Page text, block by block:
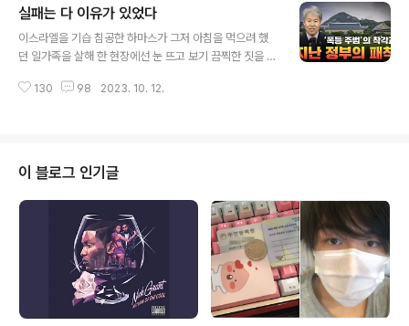
실질 소득은 감소하는데 집값도 올랐으니 마트 갈 때마다
불만이 쌓이는 겁니다. 이게 지금 미국만의 문제냐? 아니
죠. 생산인구 1인당 소득은 미국, 유럽, 일본도 비슷합니다.
물가 못 잡으면 전쟁발 슬로플레이션, 공급망 병목현상과
실패는 다 이유가 있었다
이스라엘을 기습 침공한 하마스가 그저 아침을 먹으려 했
던 일가족을 살해 한 현장에선 눈 뜨고 보기 끔찍한 짓을 저
견되는 가 하면 신생아를 비롯해 영유아 40구가 나왔다는
다고 했습니다. 충격적인 게 신생아들의 목을 뭘로 잘른 건
지, 상상조차 소름이 끼치는 사례는 뉴스를 접하거나 역사
적으로도 찾기가 어렵습니다. '탈북민'을 '강제북송'을 시키
고 자국민을 7.62mm 러시아 AK-47 기관총으로 쏴 죽여
불태웠는데 '코로나 방역'이라며 "주무시는데' 어떻게 깨우
냐"면서 "월북이다"..
130 98 2023. 10. 12.
이 블로그 인기글